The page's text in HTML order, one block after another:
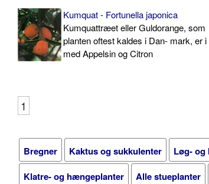
Kumquat - Fortunella japonica
Kumquattræet eller Guldorange, som
planten oftest kaldes i Dan- mark, er
med Appelsin og Citron
1
Bregner Kaktus og sukkulenter Løg- og
Klatre- og hængeplanter
Alle stueplanter